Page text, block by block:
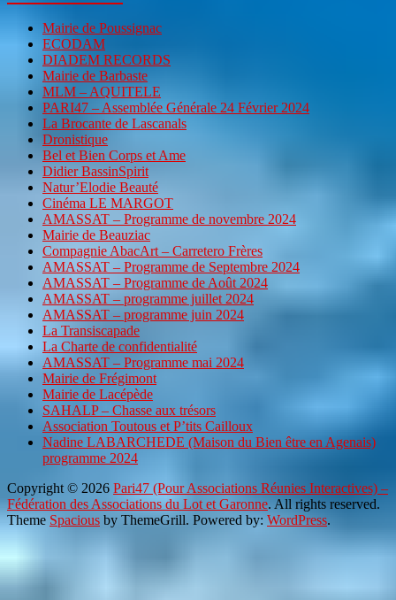
Mairie de Poussignac
ECODAM
DIADEM RECORDS
Mairie de Barbaste
MLM – AQUITELE
PARI47 – Assemblée Générale 24 Février 2024
La Brocante de Lascanals
Dronistique
Bel et Bien Corps et Ame
Didier BassinSpirit
Natur’Elodie Beauté
Cinéma LE MARGOT
AMASSAT – Programme de novembre 2024
Mairie de Beauziac
Compagnie AbacArt – Carretero Frères
AMASSAT – Programme de Septembre 2024
AMASSAT – Programme de Août 2024
AMASSAT – programme juillet 2024
AMASSAT – programme juin 2024
La Transiscapade
La Charte de confidentialité
AMASSAT – Programme mai 2024
Mairie de Frégimont
Mairie de Lacépède
SAHALP – Chasse aux trésors
Association Toutous et P’tits Cailloux
Nadine LABARCHEDE (Maison du Bien être en Agenais)
programme 2024
Copyright © 2026 Pari47 (Pour Associations Réunies Interactives) –
Fédération des Associations du Lot et Garonne. All rights reserved.
Theme Spacious by ThemeGrill. Powered by: WordPress.